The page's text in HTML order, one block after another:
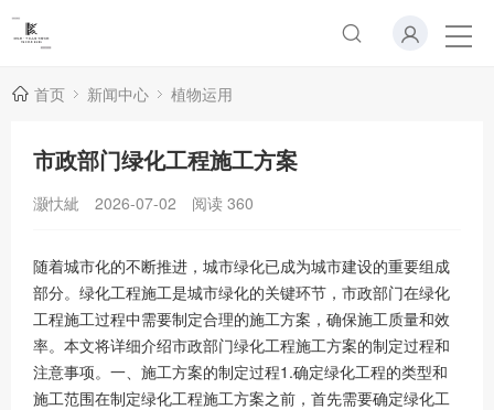
首页 新闻中心 植物运用
市政部门绿化工程施工方案
灏忕紪 2026-07-02 阅读 360
随着城市化的不断推进，城市绿化已成为城市建设的重要组成
部分。绿化工程施工是城市绿化的关键环节，市政部门在绿化
工程施工过程中需要制定合理的施工方案，确保施工质量和效
率。本文将详细介绍市政部门绿化工程施工方案的制定过程和
注意事项。一、施工方案的制定过程1.确定绿化工程的类型和
施工范围在制定绿化工程施工方案之前，首先需要确定绿化工